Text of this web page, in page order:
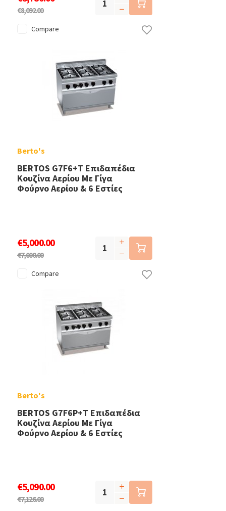
€8,092.00
Compare
Berto's
BERTOS G7F6+T Επιδαπέδια
Κουζίνα Αερίου Με Γίγα
Φούρνο Αερίου & 6 Εστίες
€5,000.00
€7,000.00
Compare
Berto's
BERTOS G7F6P+T Επιδαπέδια
Κουζίνα Αερίου Με Γίγα
Φούρνο Αερίου & 6 Εστίες
€5,090.00
€7,126.00